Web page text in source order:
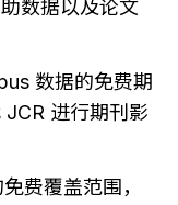
数据以及论文
数据的免费期
进行期刊影
费覆盖范围，